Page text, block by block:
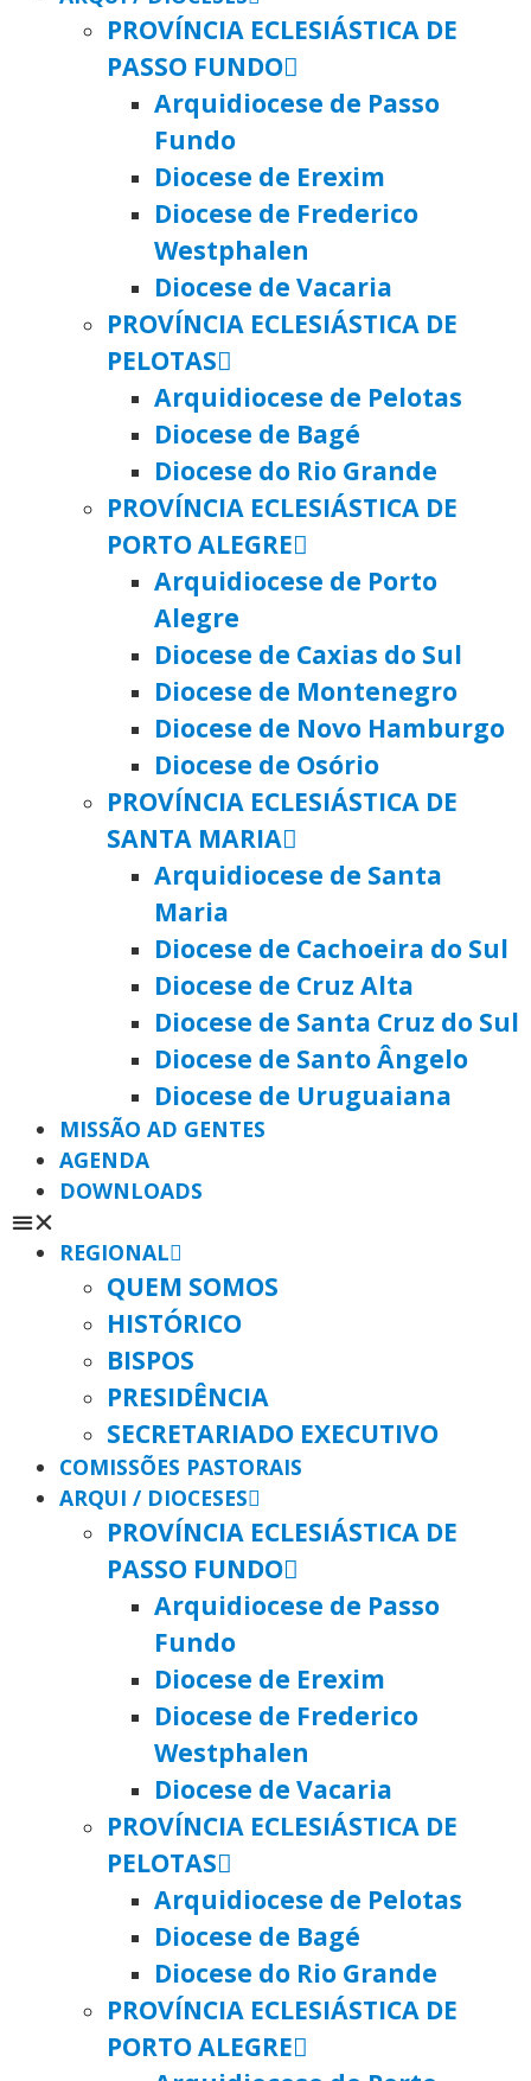
PROVÍNCIA ECLESIÁSTICA DE
PASSO FUNDO
Arquidiocese de Passo
Fundo
Diocese de Erexim
Diocese de Frederico
Westphalen
Diocese de Vacaria
PROVÍNCIA ECLESIÁSTICA DE
PELOTAS
Arquidiocese de Pelotas
Diocese de Bagé
Diocese do Rio Grande
PROVÍNCIA ECLESIÁSTICA DE
PORTO ALEGRE
Arquidiocese de Porto
Alegre
Diocese de Caxias do Sul
Diocese de Montenegro
Diocese de Novo Hamburgo
Diocese de Osório
PROVÍNCIA ECLESIÁSTICA DE
SANTA MARIA
Arquidiocese de Santa
Maria
Diocese de Cachoeira do Sul
Diocese de Cruz Alta
Diocese de Santa Cruz do Sul
Diocese de Santo Ângelo
Diocese de Uruguaiana
MISSÃO AD GENTES
AGENDA
DOWNLOADS
REGIONAL
QUEM SOMOS
HISTÓRICO
BISPOS
PRESIDÊNCIA
SECRETARIADO EXECUTIVO
COMISSÕES PASTORAIS
ARQUI / DIOCESES
PROVÍNCIA ECLESIÁSTICA DE
PASSO FUNDO
Arquidiocese de Passo
Fundo
Diocese de Erexim
Diocese de Frederico
Westphalen
Diocese de Vacaria
PROVÍNCIA ECLESIÁSTICA DE
PELOTAS
Arquidiocese de Pelotas
Diocese de Bagé
Diocese do Rio Grande
PROVÍNCIA ECLESIÁSTICA DE
PORTO ALEGRE